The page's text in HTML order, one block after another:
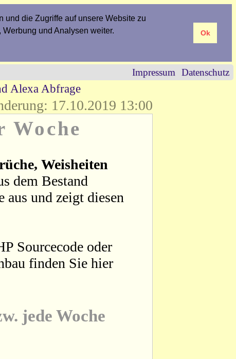
die Zugriffe auf unsere Website zu
und Analysen weiter.
Ok
Impressum
Datenschutz
Alexa Abfrage
17.10.2019 13:00
Woche
Weisheiten
dem Bestand
aus und zeigt diesen
Sourcecode oder
finden Sie hier
jede Woche